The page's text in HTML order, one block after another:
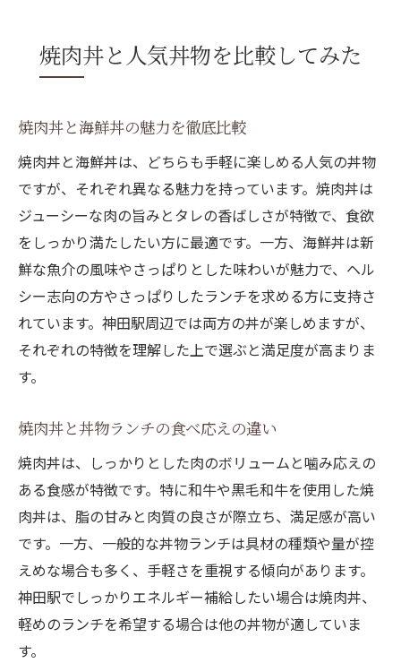
焼肉丼と人気丼物を比較してみた
焼肉丼と海鮮丼の魅力を徹底比較
焼肉丼と海鮮丼は、どちらも手軽に楽しめる人気の丼物
ですが、それぞれ異なる魅力を持っています。焼肉丼は
ジューシーな肉の旨みとタレの香ばしさが特徴で、食欲
をしっかり満たしたい方に最適です。一方、海鮮丼は新
鮮な魚介の風味やさっぱりとした味わいが魅力で、ヘル
シー志向の方やさっぱりしたランチを求める方に支持さ
れています。神田駅周辺では両方の丼が楽しめますが、
それぞれの特徴を理解した上で選ぶと満足度が高まりま
す。
焼肉丼と丼物ランチの食べ応えの違い
焼肉丼は、しっかりとした肉のボリュームと噛み応えの
ある食感が特徴です。特に和牛や黒毛和牛を使用した焼
肉丼は、脂の甘みと肉質の良さが際立ち、満足感が高い
です。一方、一般的な丼物ランチは具材の種類や量が控
えめな場合も多く、手軽さを重視する傾向があります。
神田駅でしっかりエネルギー補給したい場合は焼肉丼、
軽めのランチを希望する場合は他の丼物が適していま
す。